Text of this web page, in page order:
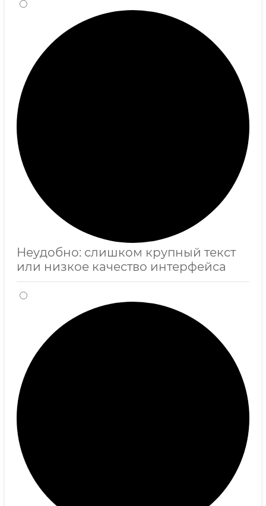
Неудобно: слишком крупный текст
или низкое качество интерфейса